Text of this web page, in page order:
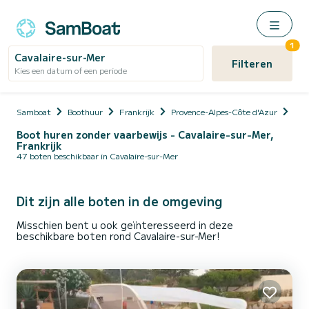
Cavalaire-sur-Mer
Kies een datum of een periode Filteren
1
Samboat Boothuur Frankrijk Provence-Alpes-Côte d'Azur
Boot huren zonder vaarbewijs - Cavalaire-sur-Mer,
Frankrijk
47 boten beschikbaar in Cavalaire-sur-Mer
Dit zijn alle boten in de omgeving
Misschien bent u ook geïnteresseerd in deze
beschikbare boten rond Cavalaire-sur-Mer!